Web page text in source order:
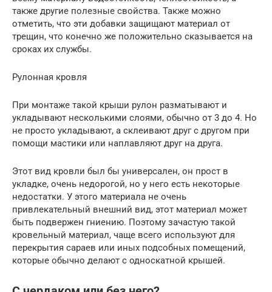
также другие полезные свойства. Также можно
отметить, что эти добавки защищают материал от
трещин, что конечно же положительно сказывается на
сроках их службы.
Рулонная кровля
При монтаже такой крыши рулон разматывают и
укладывают несколькими слоями, обычно от 3 до 4. Но
не просто укладывают, а склеивают друг с другом при
помощи мастики или наплавляют друг на друга.
Этот вид кровли был бы универсален, он прост в
укладке, очень недорогой, но у него есть некоторые
недостатки. У этого материала не очень
привлекательный внешний вид, этот материал может
быть подвержен гниению. Поэтому зачастую такой
кровельный материал, чаще всего используют для
перекрытия сараев или иных подсобных помещений,
которые обычно делают с односкатной крышей.